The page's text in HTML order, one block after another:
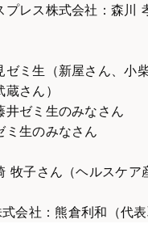
プレス株式会社：森川
ゼミ生（新屋さん、小
さん）
井ゼミ生のみなさん
ミ生のみなさん
牧子さん（ヘルスケア
会社：熊倉利和（代表